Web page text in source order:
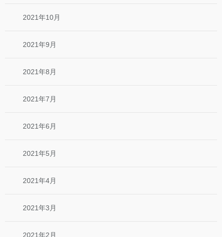
2021年10月
2021年9月
2021年8月
2021年7月
2021年6月
2021年5月
2021年4月
2021年3月
2021年2月